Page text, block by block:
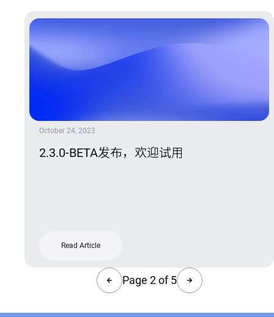
October 24, 2023
2.3.0-BETA发布，欢迎试用
Read Article
Page 2 of 5